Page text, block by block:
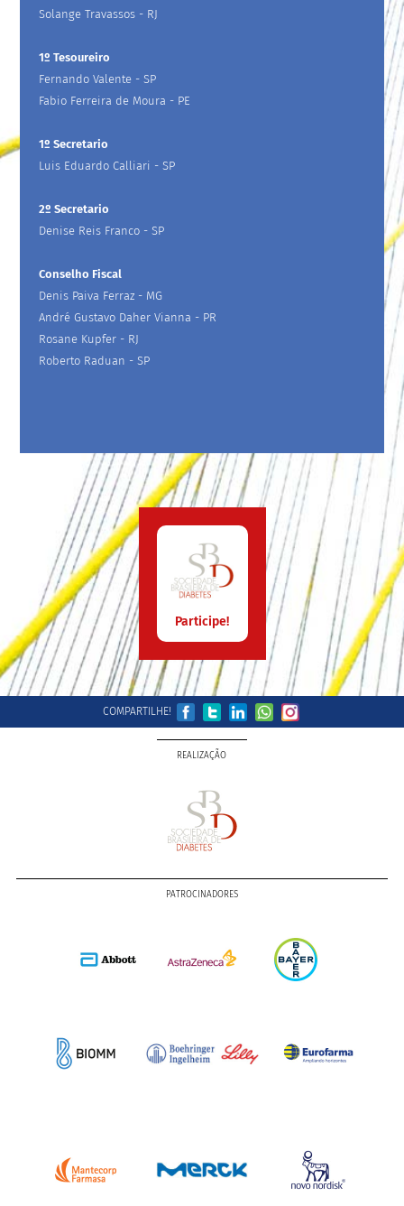
Solange Travassos - RJ
1º Tesoureiro
Fernando Valente - SP
Fabio Ferreira de Moura - PE
1º Secretario
Luis Eduardo Calliari - SP
2º Secretario
Denise Reis Franco - SP
Conselho Fiscal
Denis Paiva Ferraz - MG
André Gustavo Daher Vianna - PR
Rosane Kupfer - RJ
Roberto Raduan - SP
Participe!
COMPARTILHE!
REALIZAÇÃO
PATROCINADORES